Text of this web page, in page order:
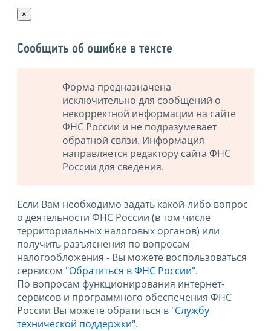
×
Сообщить об ошибке в тексте
Форма предназначена
исключительно для сообщений о
некорректной информации на сайте
ФНС России и не подразумевает
обратной связи. Информация
направляется редактору сайта ФНС
России для сведения.
Если Вам необходимо задать какой-либо вопрос
о деятельности ФНС России (в том числе
территориальных налоговых органов) или
получить разъяснения по вопросам
налогообложения - Вы можете воспользоваться
сервисом "Обратиться в ФНС России".
По вопросам функционирования интернет-
сервисов и программного обеспечения ФНС
России Вы можете обратиться в "Службу
технической поддержки".